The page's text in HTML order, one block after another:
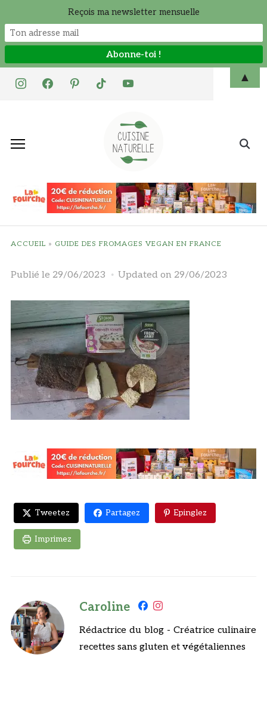
instagramfacebookpinteresttiktok youtube
Search
ACCUEIL » GUIDE DES FROMAGES VEGAN EN FRANCE
Publié le 29/06/2023 Updated on 29/06/2023
Tweetez Partagez Epinglez
Imprimez
Caroline
Rédactrice du blog - Créatrice culinaire
recettes sans gluten et végétaliennes
Reçois ma newsletter mensuelle
▲